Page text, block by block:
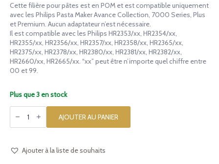
Cette filière pour pâtes est en POM et est compatible uniquement
avec les Philips Pasta Maker Avance Collection, 7000 Series, Plus
et Premium. Aucun adaptateur n’est nécessaire.
Il est compatible avec les Philips HR2353/xx, HR2354/xx,
HR2355/xx, HR2356/xx, HR2357/xx, HR2358/xx, HR2365/xx,
HR2375/xx, HR2378/xx, HR2380/xx, HR2381/xx, HR2382/xx,
HR2660/xx, HR2665/xx. “xx” peut être n’importe quel chiffre entre
00 et 99.
Plus que 3 en stock
quantité
de
en
Maiale
AJOUTER AU PANIER
Ajouter à la liste de souhaits